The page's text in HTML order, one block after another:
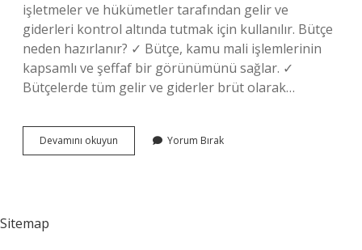
işletmeler ve hükümetler tarafından gelir ve
giderleri kontrol altında tutmak için kullanılır. Bütçe
neden hazırlanır? ✓ Bütçe, kamu mali işlemlerinin
kapsamlı ve şeffaf bir görünümünü sağlar. ✓
Bütçelerde tüm gelir ve giderler brüt olarak…
Devamını okuyun
Oluşturmak
Yorum Bırak
Sitemap